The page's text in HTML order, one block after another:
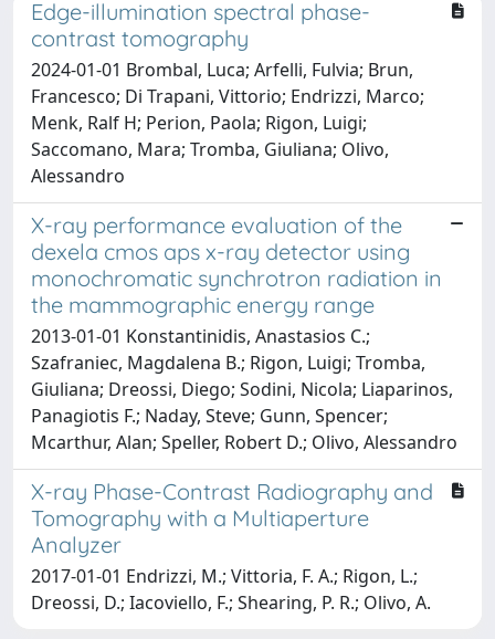
Edge-illumination spectral phase-
contrast tomography
2024-01-01 Brombal, Luca; Arfelli, Fulvia; Brun,
Francesco; Di Trapani, Vittorio; Endrizzi, Marco;
Menk, Ralf H; Perion, Paola; Rigon, Luigi;
Saccomano, Mara; Tromba, Giuliana; Olivo,
Alessandro
X-ray performance evaluation of the
dexela cmos aps x-ray detector using
monochromatic synchrotron radiation in
the mammographic energy range
2013-01-01 Konstantinidis, Anastasios C.;
Szafraniec, Magdalena B.; Rigon, Luigi; Tromba,
Giuliana; Dreossi, Diego; Sodini, Nicola; Liaparinos,
Panagiotis F.; Naday, Steve; Gunn, Spencer;
Mcarthur, Alan; Speller, Robert D.; Olivo, Alessandro
X-ray Phase-Contrast Radiography and
Tomography with a Multiaperture
Analyzer
2017-01-01 Endrizzi, M.; Vittoria, F. A.; Rigon, L.;
Dreossi, D.; Iacoviello, F.; Shearing, P. R.; Olivo, A.